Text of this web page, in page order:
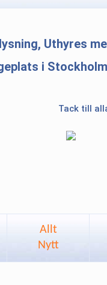
Uthyres
i
Tack till
Allt
Nytt